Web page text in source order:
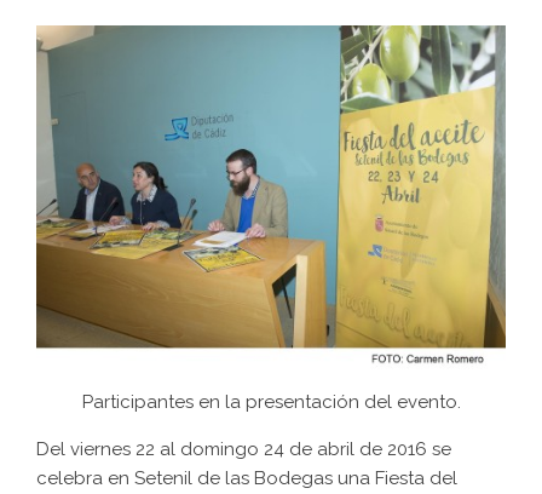
Participantes en la presentación del evento.
Del viernes 22 al domingo 24 de abril de 2016 se
celebra en Setenil de las Bodegas una Fiesta del